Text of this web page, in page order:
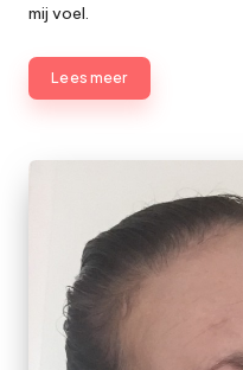
mij voel.
Lees meer